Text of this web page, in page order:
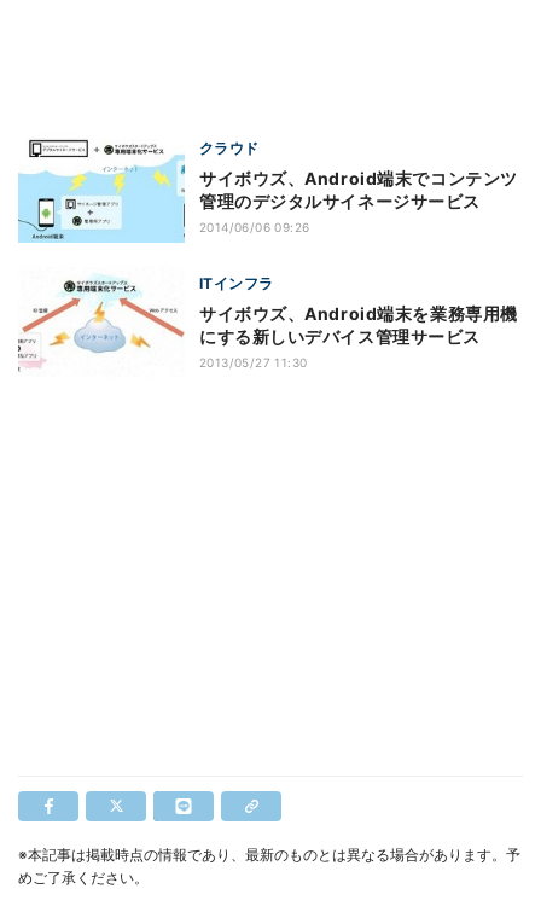
クラウド
サイボウズ、Android端末でコンテンツ
管理のデジタルサイネージサービス
2014/06/06 09:26
ITインフラ
サイボウズ、Android端末を業務専用機
にする新しいデバイス管理サービス
2013/05/27 11:30
※本記事は掲載時点の情報であり、最新のものとは異なる場合があります。予
めご了承ください。